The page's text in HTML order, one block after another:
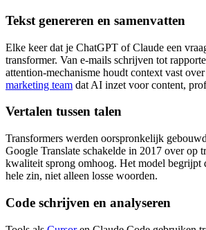
Tekst genereren en samenvatten
Elke keer dat je ChatGPT of Claude een
transformer. Van e-mails schrijven tot
attention-mechanisme houdt context vast
marketing team dat AI inzet voor content,
Vertalen tussen talen
Transformers werden oorspronkelijk
Google Translate schakelde in 2017 over op
kwaliteit sprong omhoog. Het model begrijpt
hele zin, niet alleen losse woorden.
Code schrijven en analyseren